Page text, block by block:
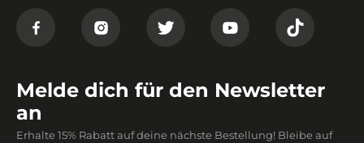
Melde dich für den Newsletter
an
Erhalte 15% Rabatt auf deine nächste Bestellung! Bleibe auf